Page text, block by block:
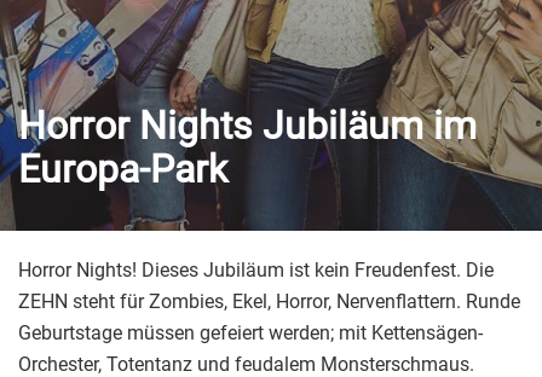
Horror Nights Jubiläum im
Europa-Park
Horror Nights! Dieses Jubiläum ist kein Freudenfest. Die
ZEHN steht für Zombies, Ekel, Horror, Nervenflattern. Runde
Geburtstage müssen gefeiert werden; mit Kettensägen-
Orchester, Totentanz und feudalem Monsterschmaus.